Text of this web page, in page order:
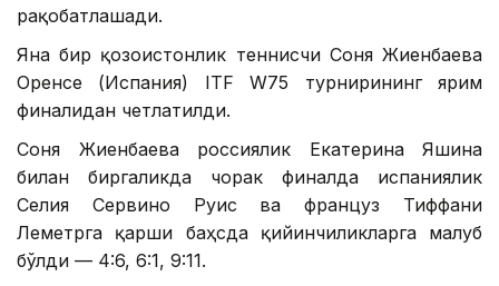
рақобатлашади.
Яна бир қозоғистонлик теннисчи Соня Жиенбаева
Оренсе (Испания) ITF W75 турнирининг ярим
финалидан четлатилди.
Соня Жиенбаева россиялик Екатерина Яшина
билан биргаликда чорак финалда испаниялик
Селия Сервино Руис ва француз Тиффани
Леметрга қарши баҳсда қийинчиликларга мағлуб
бўлди — 4:6, 6:1, 9:11.